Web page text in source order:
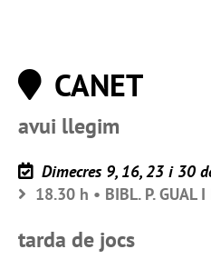
CANET
avui llegim
Dimecres 9, 16, 23 i 30
18.30 h • BIBL. P. GUAL I
tarda de jocs